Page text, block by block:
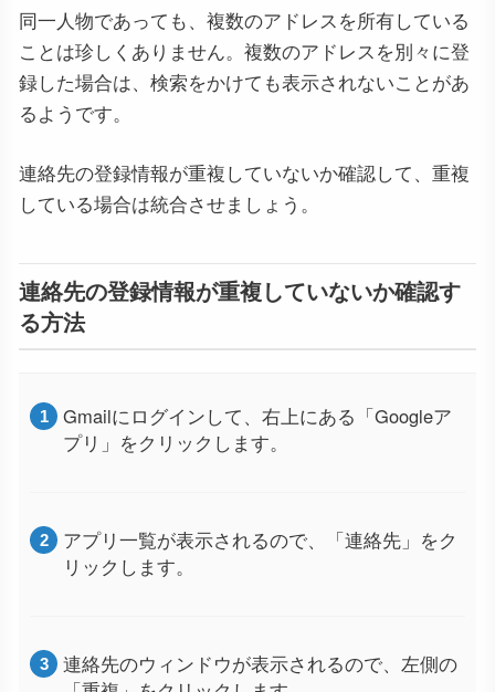
同一人物であっても、複数のアドレスを所有している
ことは珍しくありません。複数のアドレスを別々に登
録した場合は、検索をかけても表示されないことがあ
るようです。
連絡先の登録情報が重複していないか確認して、重複
している場合は統合させましょう。
連絡先の登録情報が重複していないか確認す
る方法
Gmailにログインして、右上にある「Googleア
プリ」をクリックします。
アプリ一覧が表示されるので、「連絡先」をク
リックします。
連絡先のウィンドウが表示されるので、左側の